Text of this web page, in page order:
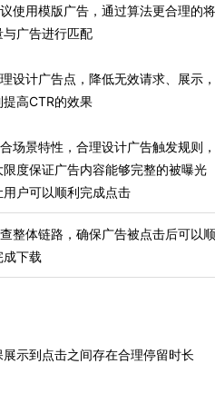
使用模版广告，通过算法更合理的将
与广告进行匹配
设计广告点，降低无效请求、展示，
提高CTR的效果
场景特性，合理设计广告触发规则，
限度保证广告内容能够完整的被曝光
用户可以顺利完成点击
整体链路，确保广告被点击后可以顺
成下载
展示到点击之间存在合理停留时长